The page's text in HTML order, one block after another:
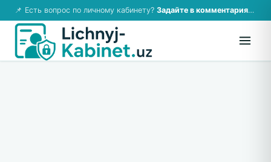
📌 Есть вопрос по личному кабинету? Задайте в комментариях — ответим!